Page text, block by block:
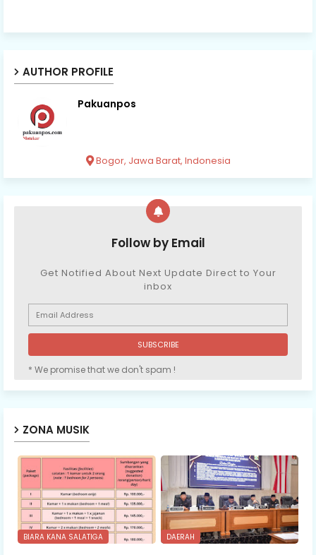
AUTHOR PROFILE
Pakuanpos
Bogor, Jawa Barat, Indonesia
Follow by Email
Get Notified About Next Update Direct to Your
inbox
* We promise that we don't spam !
ZONA MUSIK
BIARA KANA SALATIGA DAERAH